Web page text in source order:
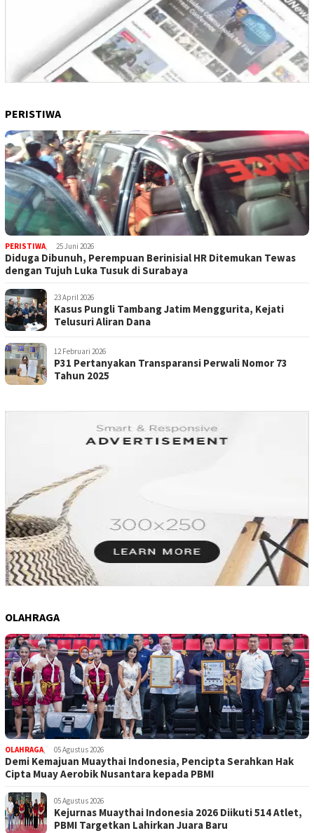
PERISTIWA
PERISTIWA, 25 Juni 2026
Diduga Dibunuh, Perempuan Berinisial HR Ditemukan Tewas
dengan Tujuh Luka Tusuk di Surabaya
23 April 2026
Kasus Pungli Tambang Jatim Menggurita, Kejati
Telusuri Aliran Dana
12 Februari 2026
P31 Pertanyakan Transparansi Perwali Nomor 73
Tahun 2025
OLAHRAGA
OLAHRAGA, 05 Agustus 2026
Demi Kemajuan Muaythai Indonesia, Pencipta Serahkan Hak
Cipta Muay Aerobik Nusantara kepada PBMI
05 Agustus 2026
Kejurnas Muaythai Indonesia 2026 Diikuti 514 Atlet,
PBMI Targetkan Lahirkan Juara Baru